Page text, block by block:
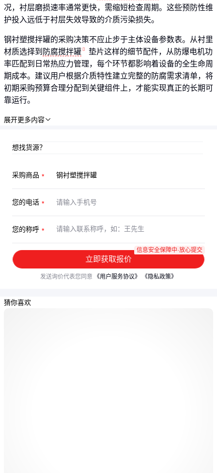
况，衬层磨损速率通常更快，需缩短检查周期。这些预防性维
护投入远低于衬层失效导致的介质污染损失。
钢衬塑搅拌罐的采购决策不应止步于主体设备参数表。从衬里
材质选择到 防腐搅拌罐
垫片这样的细节配件，从防爆电机功
率匹配到日常热应力管理，每个环节都影响着设备的全生命周
期成本。建议用户根据介质特性建立完整的防腐需求清单，将
初期采购预算合理分配到关键组件上，才能实现真正的长期可
靠运行。
展开更多内容
想找货源？
采购商品
您的电话
您的称呼
立即获取报价
信息安全保障中·放心提交
发送询价代表您同意 《用户服务协议》 《隐私政策》
猜你喜欢